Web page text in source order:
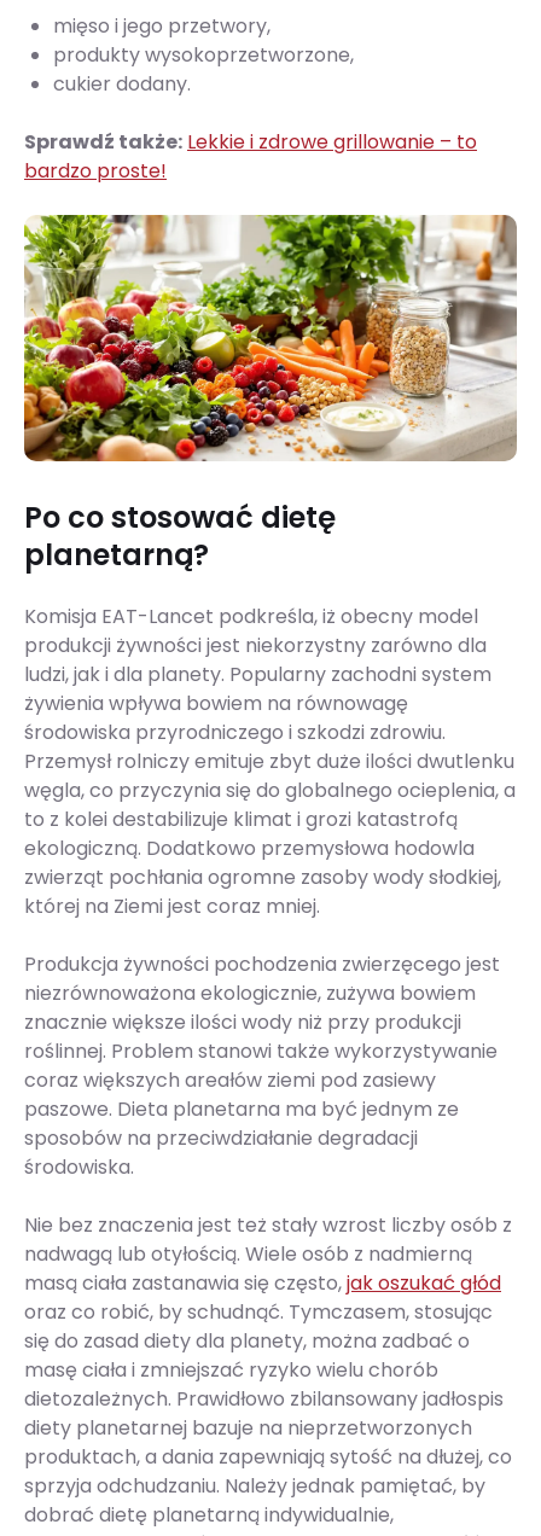
mięso i jego przetwory,
produkty wysokoprzetworzone,
cukier dodany.
Sprawdź także: Lekkie i zdrowe grillowanie – to
bardzo proste!
Po co stosować dietę
planetarną?
Komisja EAT-Lancet podkreśla, iż obecny model
produkcji żywności jest niekorzystny zarówno dla
ludzi, jak i dla planety. Popularny zachodni system
żywienia wpływa bowiem na równowagę
środowiska przyrodniczego i szkodzi zdrowiu.
Przemysł rolniczy emituje zbyt duże ilości dwutlenku
węgla, co przyczynia się do globalnego ocieplenia, a
to z kolei destabilizuje klimat i grozi katastrofą
ekologiczną. Dodatkowo przemysłowa hodowla
zwierząt pochłania ogromne zasoby wody słodkiej,
której na Ziemi jest coraz mniej.
Produkcja żywności pochodzenia zwierzęcego jest
niezrównoważona ekologicznie, zużywa bowiem
znacznie większe ilości wody niż przy produkcji
roślinnej. Problem stanowi także wykorzystywanie
coraz większych areałów ziemi pod zasiewy
paszowe. Dieta planetarna ma być jednym ze
sposobów na przeciwdziałanie degradacji
środowiska.
Nie bez znaczenia jest też stały wzrost liczby osób z
nadwagą lub otyłością. Wiele osób z nadmierną
masą ciała zastanawia się często,jak oszukać głód
oraz co robić, by schudnąć. Tymczasem, stosując
się do zasad diety dla planety, można zadbać o
masę ciała i zmniejszać ryzyko wielu chorób
dietozależnych. Prawidłowo zbilansowany jadłospis
diety planetarnej bazuje na nieprzetworzonych
produktach, a dania zapewniają sytość na dłużej, co
sprzyja odchudzaniu. Należy jednak pamiętać, by
dobrać dietę planetarną indywidualnie,